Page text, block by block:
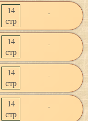
14
стр
-
14
стр
-
14
стр
-
14
стр
-